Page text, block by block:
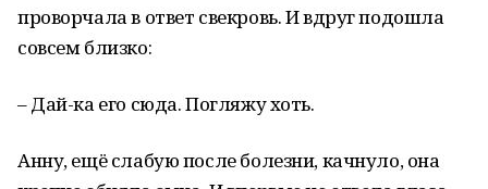
проворчала в ответ свекровь. И вдруг подошла
совсем близко:
– Дай-ка его сюда. Погляжу хоть.
Анну, ещё слабую после болезни, качнуло, она